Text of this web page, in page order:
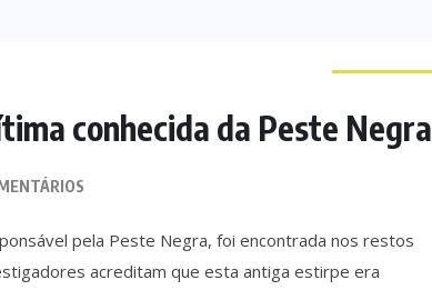
conhecida da Peste Negra
pela Peste Negra, foi encontrada nos restos
acreditam que esta antiga estirpe era